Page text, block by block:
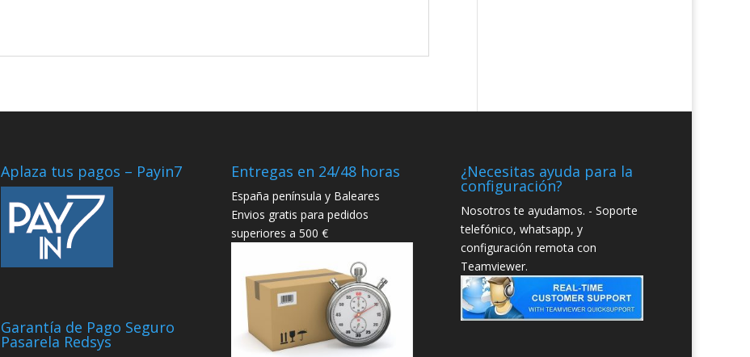
Aplaza tus pagos – Payin7
Garantía de Pago Seguro
Pasarela Redsys
Entregas en 24/48 horas
España península y Baleares
Envios gratis para pedidos
superiores a 500 €
¿Necesitas ayuda para la
configuración?
Nosotros te ayudamos. - Soporte
telefónico, whatsapp, y
configuración remota con
Teamviewer.